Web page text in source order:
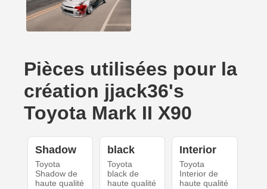
Pièces utilisées pour la
création jjack36's
Toyota Mark II X90
Shadow
Toyota
Shadow de
haute qualité
black
Toyota
black de
haute qualité
Interior
Toyota
Interior de
haute qualité